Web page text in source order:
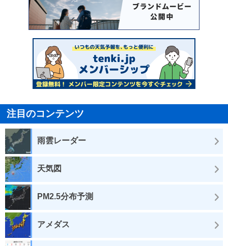
注目のコンテンツ
雨雲レーダー
天気図
PM2.5分布予測
アメダス